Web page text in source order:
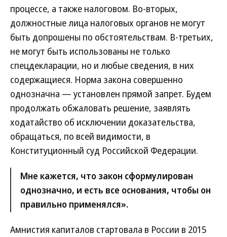
процессе, а также налоговом. Во-вторых,
должностные лица налоговых органов не могут
быть допрошены по обстоятельствам. В-третьих,
не могут быть использованы не только
спецдекларации, но и любые сведения, в них
содержащиеся. Норма закона совершенно
однозначна — установлен прямой запрет. Будем
продолжать обжаловать решение, заявлять
ходатайство об исключении доказательства,
обращаться, по всей видимости, в
Конституционный суд Российской Федерации.
Мне кажется, что закон сформулирован
однозначно, и есть все основания, чтобы он
правильно применялся».
Амнистия капиталов стартовала в России в 2015